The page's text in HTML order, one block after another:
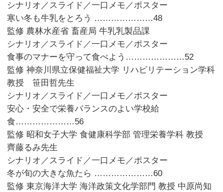
シナリオ／スライド／一口メモ／ポスター
寒い冬も牛乳をとろう …………………48
監修 農林水産省 畜産局 牛乳乳製品課
シナリオ／スライド／一口メモ／ポスター
食事のマナーを守って食べよう…………………52
監修 神奈川県立保健福祉大学 リハビリテーション学科
教授 笹田哲先生
シナリオ／スライド／一口メモ／ポスター
安心・安全で栄養バランスのよい学校給
食…………………56
監修 昭和女子大学 食健康科学部 管理栄養学科 教授
齊藤るみ先生
シナリオ／スライド／一口メモ／ポスター
冬が旬の大きな魚たら …………………60
監修 東京海洋大学 海洋政策文化学部門 教授 中原尚知